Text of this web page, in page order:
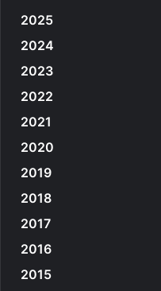
2025
2024
2023
2022
2021
2020
2019
2018
2017
2016
2015